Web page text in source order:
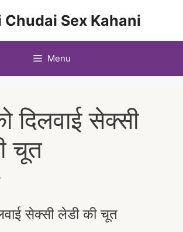
Chudai Sex Kahani
Menu
दिलवाई सेक्सी
चूत
सेक्सी लेडी की चूत